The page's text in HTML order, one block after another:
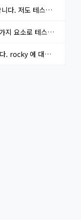
네 감사합니다. 저도 테스트 중 입니다.
아래의 4가지 요소로 테스트를 해보고자 하고 있습니다. 결과가 나오...
감사합니다. rocky 에 대한 local repo는 구성해 두었습니다.